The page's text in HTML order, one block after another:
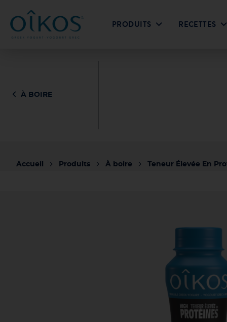
PRODUITS RECETTES
À BOIRE
Accueil Produits À boire Teneur Élevée En